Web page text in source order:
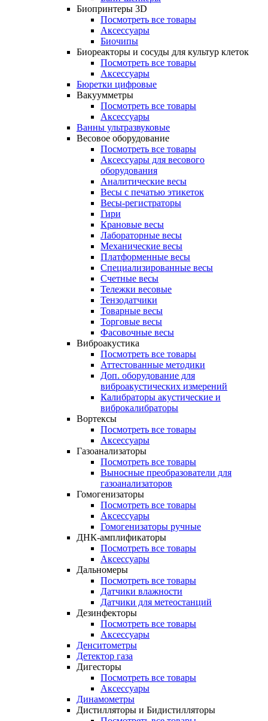
Биопринтеры 3D
Посмотреть все товары
Аксессуары
Биочипы
Биореакторы и сосуды для культур клеток
Посмотреть все товары
Аксессуары
Бюретки цифровые
Вакуумметры
Посмотреть все товары
Аксессуары
Ванны ультразвуковые
Весовое оборудование
Посмотреть все товары
Аксессуары для весового
оборудования
Аналитические весы
Весы с печатью этикеток
Весы-регистраторы
Гири
Крановые весы
Лабораторные весы
Механические весы
Платформенные весы
Специализированные весы
Счетные весы
Тележки весовые
Тензодатчики
Товарные весы
Торговые весы
Фасовочные весы
Виброакустика
Посмотреть все товары
Аттестованные методики
Доп. оборудование для
виброакустических измерений
Калибраторы акустические и
виброкалибраторы
Вортексы
Посмотреть все товары
Аксессуары
Газоанализаторы
Посмотреть все товары
Выносные преобразователи для
газоанализаторов
Гомогенизаторы
Посмотреть все товары
Аксессуары
Гомогенизаторы ручные
ДНК-амплификаторы
Посмотреть все товары
Аксессуары
Дальномеры
Посмотреть все товары
Датчики влажности
Датчики для метеостанций
Дезинфекторы
Посмотреть все товары
Аксессуары
Денситометры
Детектор газа
Дигесторы
Посмотреть все товары
Аксессуары
Динамометры
Дистилляторы и Бидистилляторы